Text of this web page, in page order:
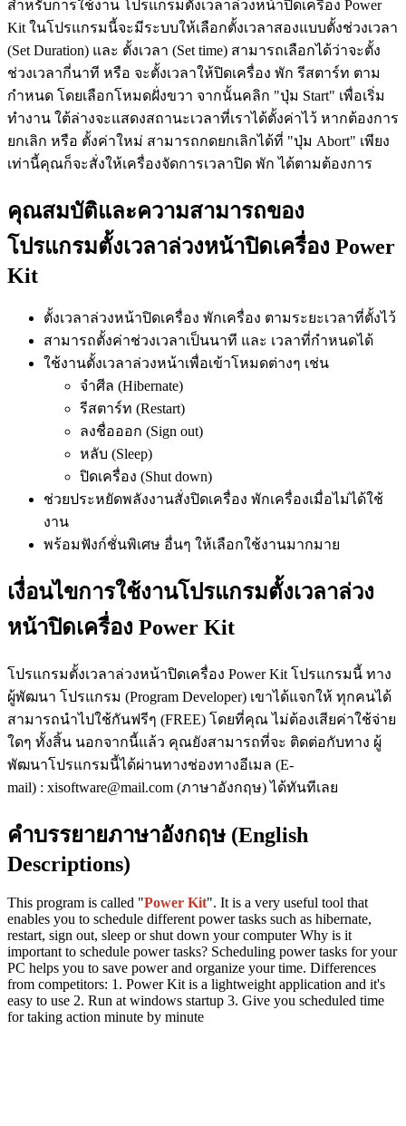
สำหรับการใช้งาน โปรแกรมตั้งเวลาล่วงหน้าปิดเครื่อง Power
Kit ในโปรแกรมนี้จะมีระบบให้เลือกตั้งเวลาสองแบบตั้งช่วงเวลา
(Set Duration) และ ตั้งเวลา (Set time) สามารถเลือกได้ว่าจะตั้ง
ช่วงเวลากี่นาที หรือ จะตั้งเวลาให้ปิดเครื่อง พัก รีสตาร์ท ตาม
กำหนด โดยเลือกโหมดฝั่งขวา จากนั้นคลิก "ปุ่ม Start" เพื่อเริ่ม
ทำงาน ใต้ล่างจะแสดงสถานะเวลาที่เราได้ตั้งค่าไว้ หากต้องการ
ยกเลิก หรือ ตั้งค่าใหม่ สามารถกดยกเลิกได้ที่ "ปุ่ม Abort" เพียง
เท่านี้คุณก็จะสั่งให้เครื่องจัดการเวลาปิด พัก ได้ตามต้องการ
คุณสมบัติและความสามารถของ
โปรแกรมตั้งเวลาล่วงหน้าปิดเครื่อง Power
Kit
ตั้งเวลาล่วงหน้าปิดเครื่อง พักเครื่อง ตามระยะเวลาที่ตั้งไว้
สามารถตั้งค่าช่วงเวลาเป็นนาที และ เวลาที่กำหนดได้
ใช้งานตั้งเวลาล่วงหน้าเพื่อเข้าโหมดต่างๆ เช่น
จำศีล (Hibernate)
รีสตาร์ท (Restart)
ลงชื่อออก (Sign out)
หลับ (Sleep)
ปิดเครื่อง (Shut down)
ช่วยประหยัดพลังงานสั่งปิดเครื่อง พักเครื่องเมื่อไม่ได้ใช้
งาน
พร้อมฟังก์ชั่นพิเศษ อื่นๆ ให้เลือกใช้งานมากมาย
เงื่อนไขการใช้งานโปรแกรมตั้งเวลาล่วง
หน้าปิดเครื่อง Power Kit
โปรแกรมตั้งเวลาล่วงหน้าปิดเครื่อง Power Kit โปรแกรมนี้ ทาง
ผู้พัฒนา โปรแกรม (Program Developer) เขาได้แจกให้ ทุกคนได้
สามารถนำไปใช้กันฟรีๆ (FREE) โดยที่คุณ ไม่ต้องเสียค่าใช้จ่าย
ใดๆ ทั้งสิ้น นอกจากนี้แล้ว คุณยังสามารถที่จะ ติดต่อกับทาง ผู้
พัฒนาโปรแกรมนี้ได้ผ่านทางช่องทางอีเมล (E-
mail) : xisoftware@mail.com (ภาษาอังกฤษ) ได้ทันทีเลย
คำบรรยายภาษาอังกฤษ (English
Descriptions)
This program is called "Power Kit". It is a very useful tool that
enables you to schedule different power tasks such as hibernate,
restart, sign out, sleep or shut down your computer Why is it
important to schedule power tasks? Scheduling power tasks for your
PC helps you to save power and organize your time. Differences
from competitors: 1. Power Kit is a lightweight application and it's
easy to use 2. Run at windows startup 3. Give you scheduled time
for taking action minute by minute